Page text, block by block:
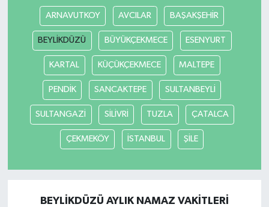
ARNAVUTKOY AVCILAR BAŞAKŞEHİR
BEYLİKDÜZÜ BÜYÜKÇEKMECE ESENYURT
KARTAL KÜÇÜKÇEKMECE MALTEPE
PENDİK SANCAKTEPE SULTANBEYLİ
SULTANGAZİ SİLİVRİ TUZLA ÇATALCA
ÇEKMEKÖY İSTANBUL ŞİLE
BEYLİKDÜZÜ AYLIK NAMAZ VAKITLERI